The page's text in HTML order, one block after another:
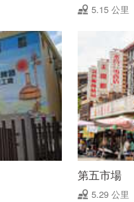
5.15 公里
第五市場
5.29 公里